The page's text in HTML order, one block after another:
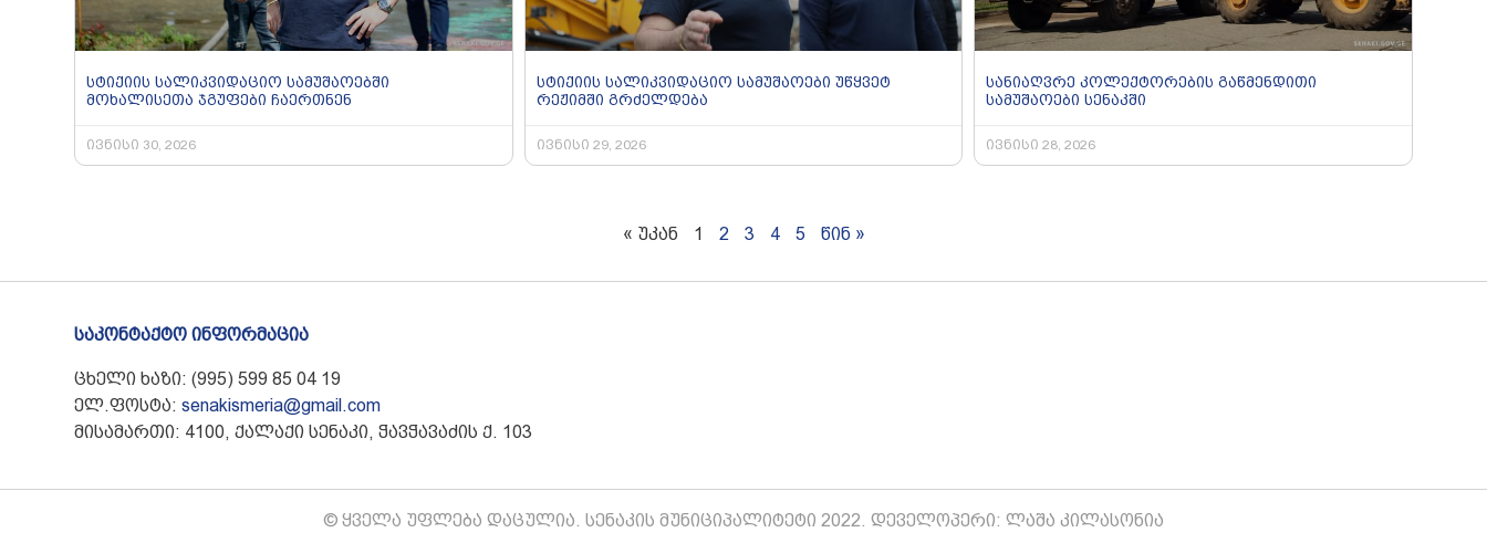
სტიქიის სალიკვიდაციო სამუშაოებში
მოხალისეთა ჯგუფები ჩაერთნენ
ივნისი 30, 2026
სტიქიის სალიკვიდაციო სამუშაოები უწყვეტ
რეჟიმში გრძელდება
ივნისი 29, 2026
სანიაღვრე კოლექტორების გაწმენდითი
სამუშაოები სენაკში
ივნისი 28, 2026
« უკან 1 2 3 4 5 წინ »
საკონტაქტო ინფორმაცია
ცხელი ხაზი: (995) 599 85 04 19
ელ.ფოსტა: senakismeria@gmail.com
მისამართი: 4100, ქალაქი სენაკი, ჭავჭავაძის ქ. 103
© ყველა უფლება დაცულია. სენაკის მუნიციპალიტეტი 2022. დეველოპერი: ლაშა კილასონია